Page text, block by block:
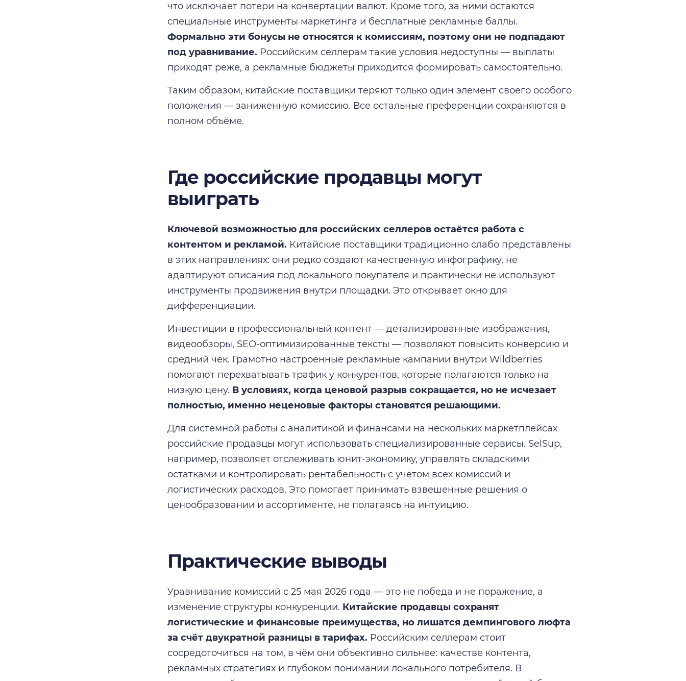
что исключает потери на конвертации валют. Кроме того, за ними остаются
специальные инструменты маркетинга и бесплатные рекламные баллы.
Формально эти бонусы не относятся к комиссиям, поэтому они не подпадают
под уравнивание. Российским селлерам такие условия недоступны — выплаты
приходят реже, а рекламные бюджеты приходится формировать самостоятельно.
Таким образом, китайские поставщики теряют только один элемент своего особого
положения — заниженную комиссию. Все остальные преференции сохраняются в
полном объёме.
Где российские продавцы могут
выиграть
Ключевой возможностью для российских селлеров остаётся работа с
контентом и рекламой. Китайские поставщики традиционно слабо представлены
в этих направлениях: они редко создают качественную инфографику, не
адаптируют описания под локального покупателя и практически не используют
инструменты продвижения внутри площадки. Это открывает окно для
дифференциации.
Инвестиции в профессиональный контент — детализированные изображения,
видеообзоры, SEO-оптимизированные тексты — позволяют повысить конверсию и
средний чек. Грамотно настроенные рекламные кампании внутри Wildberries
помогают перехватывать трафик у конкурентов, которые полагаются только на
низкую цену. В условиях, когда ценовой разрыв сокращается, но не исчезает
полностью, именно неценовые факторы становятся решающими.
Для системной работы с аналитикой и финансами на нескольких маркетплейсах
российские продавцы могут использовать специализированные сервисы. SelSup,
например, позволяет отслеживать юнит-экономику, управлять складскими
остатками и контролировать рентабельность с учётом всех комиссий и
логистических расходов. Это помогает принимать взвешенные решения о
ценообразовании и ассортименте, не полагаясь на интуицию.
Практические выводы
Уравнивание комиссий с 25 мая 2026 года — это не победа и не поражение, а
изменение структуры конкуренции. Китайские продавцы сохранят
логистические и финансовые преимущества, но лишатся демпингового люфта
за счёт двукратной разницы в тарифах. Российским селлерам стоит
сосредоточиться на том, в чём они объективно сильнее: качестве контента,
рекламных стратегиях и глубоком понимании локального потребителя. В